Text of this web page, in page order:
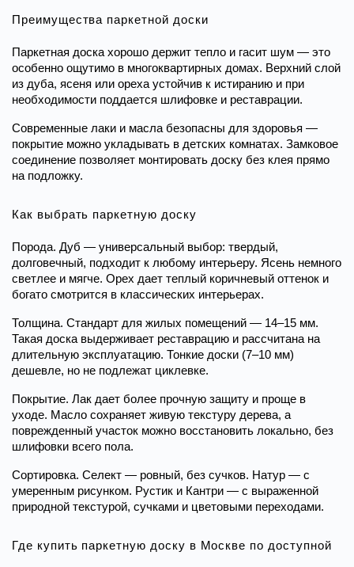
Преимущества паркетной доски
Паркетная доска хорошо держит тепло и гасит шум — это
особенно ощутимо в многоквартирных домах. Верхний слой
из дуба, ясеня или ореха устойчив к истиранию и при
необходимости поддается шлифовке и реставрации.
Современные лаки и масла безопасны для здоровья —
покрытие можно укладывать в детских комнатах. Замковое
соединение позволяет монтировать доску без клея прямо
на подложку.
Как выбрать паркетную доску
Порода. Дуб — универсальный выбор: твердый,
долговечный, подходит к любому интерьеру. Ясень немного
светлее и мягче. Орех дает теплый коричневый оттенок и
богато смотрится в классических интерьерах.
Толщина. Стандарт для жилых помещений — 14–15 мм.
Такая доска выдерживает реставрацию и рассчитана на
длительную эксплуатацию. Тонкие доски (7–10 мм)
дешевле, но не подлежат циклевке.
Покрытие. Лак дает более прочную защиту и проще в
уходе. Масло сохраняет живую текстуру дерева, а
поврежденный участок можно восстановить локально, без
шлифовки всего пола.
Сортировка. Селект — ровный, без сучков. Натур — с
умеренным рисунком. Рустик и Кантри — с выраженной
природной текстурой, сучками и цветовыми переходами.
Где купить паркетную доску в Москве по доступной